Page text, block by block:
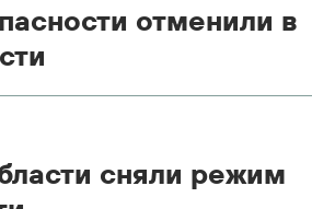
отменили в
сняли режим